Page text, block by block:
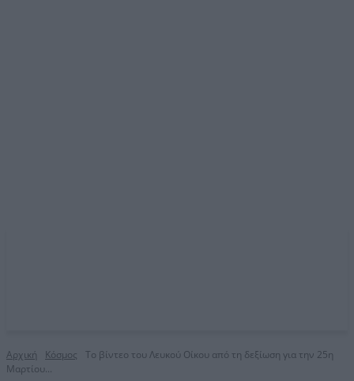
Αρχική Κόσμος
Το βίντεο του Λευκού Οίκου από τη δεξίωση για την 25η
Μαρτίου...